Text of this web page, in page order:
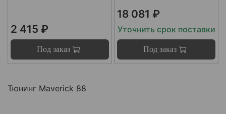
2 415 ₽
Под заказ
18 081 ₽
Уточнить срок поставки
Под заказ
Тюнинг Maverick 88